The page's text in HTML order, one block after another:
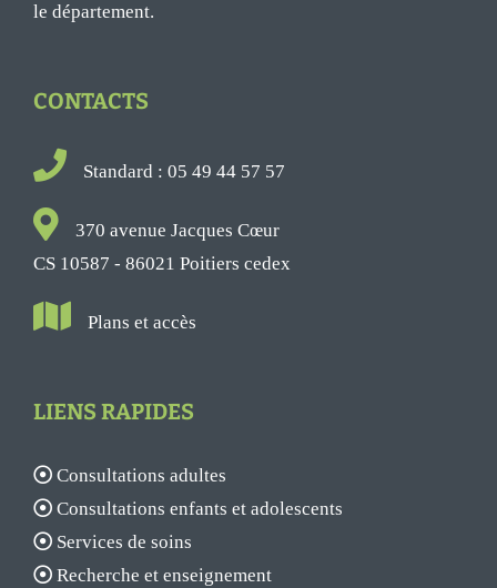
le département.
CONTACTS
Standard : 05 49 44 57 57
370 avenue Jacques Cœur
CS 10587 - 86021 Poitiers cedex
Plans et accès
LIENS RAPIDES
Consultations adultes
Consultations enfants et adolescents
Services de soins
Recherche et enseignement